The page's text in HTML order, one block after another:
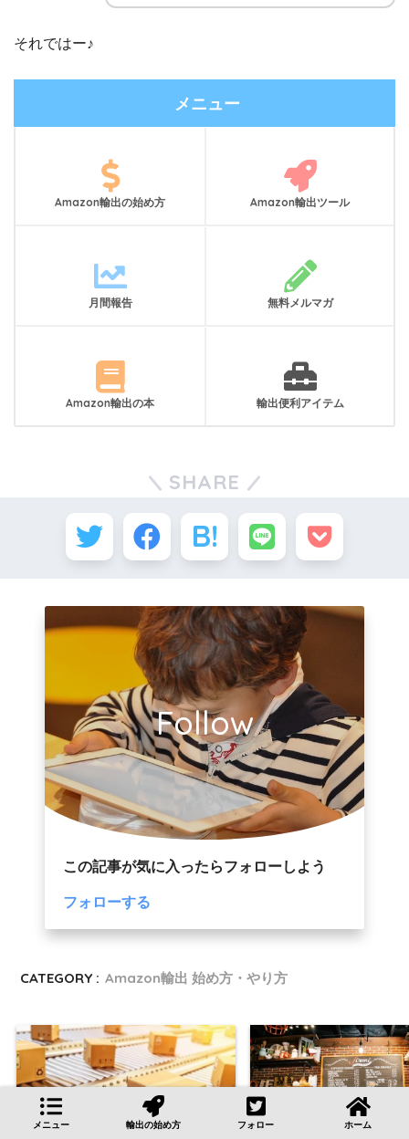
それではー♪
メニュー
Amazon輸出の始め方 Amazon輸出ツール
月間報告 無料メルマガ
Amazon輸出の本 輸出便利アイテム
SHARE
Follow
この記事が気に入ったらフォローしよう
フォローする
CATEGORY : Amazon輸出 始め方・やり方
メニュー 輸出の始め方 フォロー ホーム